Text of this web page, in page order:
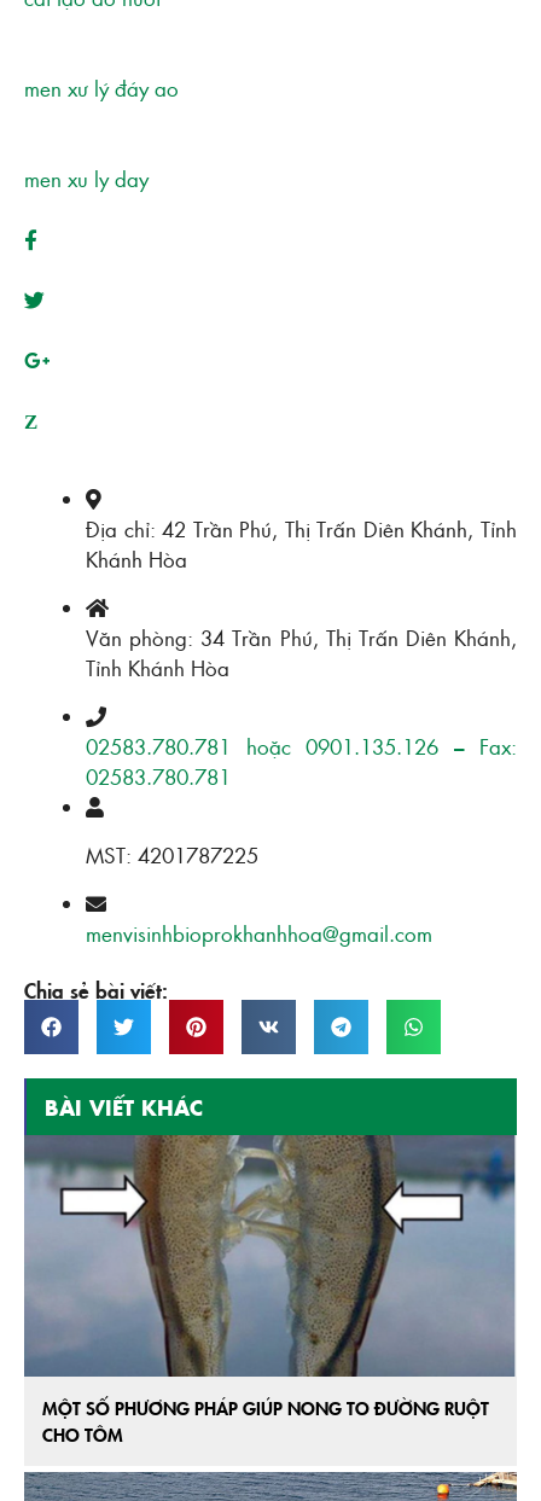
men xư lý đáy ao
men xu ly day
Z
Địa chỉ: 42 Trần Phú, Thị Trấn Diên Khánh, Tỉnh
Khánh Hòa
Văn phòng: 34 Trần Phú, Thị Trấn Diên Khánh,
Tỉnh Khánh Hòa
02583.780.781 hoặc 0901.135.126 – Fax:
02583.780.781
MST: 4201787225
menvisinhbioprokhanhhoa@gmail.com
Chia sẻ bài viết:
BÀI VIẾT KHÁC
MỘT SỐ PHƯƠNG PHÁP GIÚP NONG TO ĐƯỜNG RUỘT
CHO TÔM